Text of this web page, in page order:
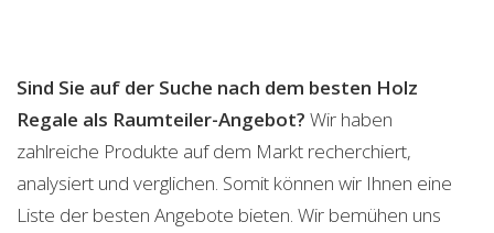
Sind Sie auf der Suche nach dem besten Holz
Regale als Raumteiler-Angebot? Wir haben
zahlreiche Produkte auf dem Markt recherchiert,
analysiert und verglichen. Somit können wir Ihnen eine
Liste der besten Angebote bieten. Wir bemühen uns